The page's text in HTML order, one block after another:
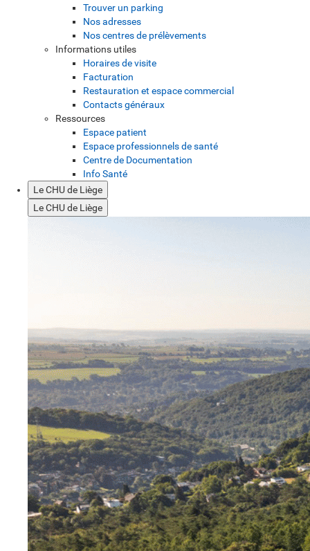
Trouver un parking
Nos adresses
Nos centres de prélèvements
Informations utiles
Horaires de visite
Facturation
Restauration et espace commercial
Contacts généraux
Ressources
Espace patient
Espace professionnels de santé
Centre de Documentation
Info Santé
Le CHU de Liège
Le CHU de Liège